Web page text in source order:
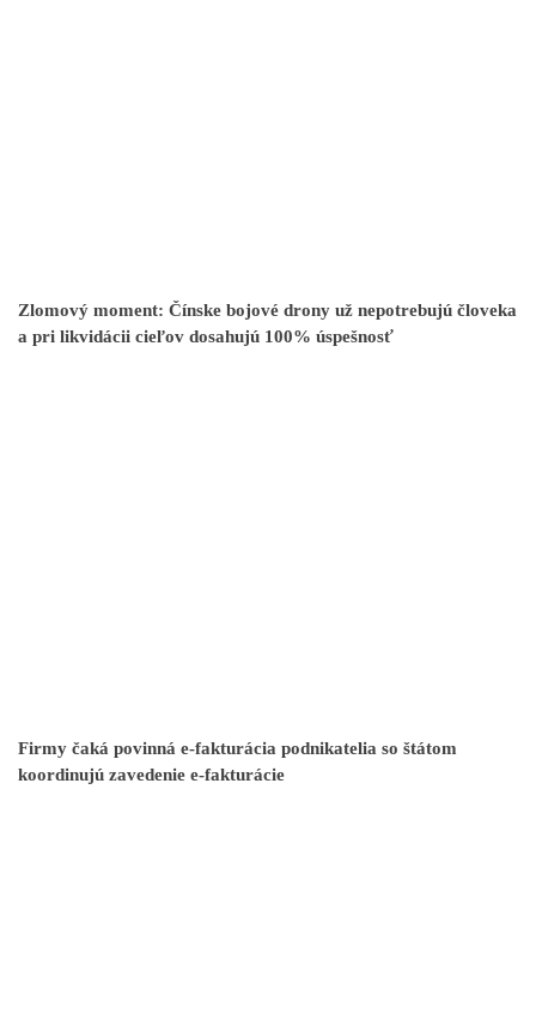
Zlomový moment: Čínske bojové drony už nepotrebujú človeka
a pri likvidácii cieľov dosahujú 100% úspešnosť
Firmy čaká povinná e-fakturácia podnikatelia so štátom
koordinujú zavedenie e-fakturácie